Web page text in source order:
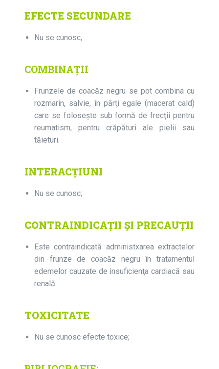
EFECTE SECUNDARE
Nu se cunosc;
COMBINAȚII
Frunzele de coacăz negru se pot combina cu
rozmarin, salvie, în părţi egale (macerat cald)
care se foloseşte sub formă de frecţii pentru
reumatism, pentru crăpături ale pielii sau
tăieturi.
INTERACȚIUNI
Nu se cunosc;
CONTRAINDICAŢII ŞI PRECAUŢII
Este contraindicată administxarea extractelor
din frunze de coacăz negru în tratamentul
edemelor cauzate de insuficienţa cardiacă sau
renală.
TOXICITATE
Nu se cunosc efecte toxice;